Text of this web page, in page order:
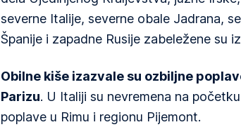
severne Italije, severne obale Jadrana,
Španije i zapadne Rusije zabeležene su
Obilne kiše izazvale su ozbiljne
Parizu. U Italiji su nevremena na
poplave u Rimu i regionu Pijemont.